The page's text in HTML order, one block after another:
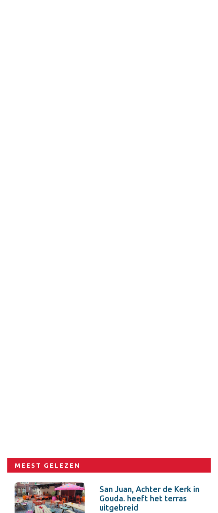
MEEST GELEZEN
San Juan, Achter de Kerk in
Gouda. heeft het terras
uitgebreid